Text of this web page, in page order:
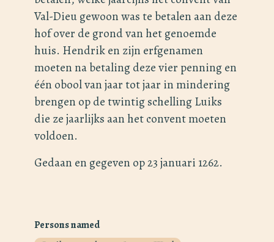
Val-Dieu gewoon was te betalen aan deze
hof over de grond van het genoemde
huis. Hendrik en zijn erfgenamen
moeten na betaling deze vier penning en
één obool van jaar tot jaar in mindering
brengen op de twintig schelling Luiks
die ze jaarlijks aan het convent moeten
voldoen.
Gedaan en gegeven op 23 januari 1262.
Persons named